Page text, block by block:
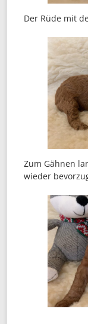
Der Rüde mit
Zum Gähnen
wieder